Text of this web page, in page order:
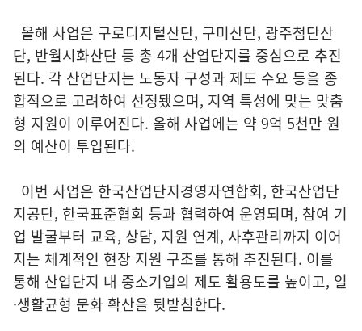
올해 사업은 구로디지털산단, 구미산단, 광주첨단산
단, 반월시화산단 등 총 4개 산업단지를 중심으로 추진
된다. 각 산업단지는 노동자 구성과 제도 수요 등을 종
합적으로 고려하여 선정됐으며, 지역 특성에 맞는 맞춤
형 지원이 이루어진다. 올해 사업에는 약 9억 5천만 원
의 예산이 투입된다.
이번 사업은 한국산업단지경영자연합회, 한국산업단
지공단, 한국표준협회 등과 협력하여 운영되며, 참여 기
업 발굴부터 교육, 상담, 지원 연계, 사후관리까지 이어
지는 체계적인 현장 지원 구조를 통해 추진된다. 이를
통해 산업단지 내 중소기업의 제도 활용도를 높이고, 일
·생활균형 문화 확산을 뒷받침한다.